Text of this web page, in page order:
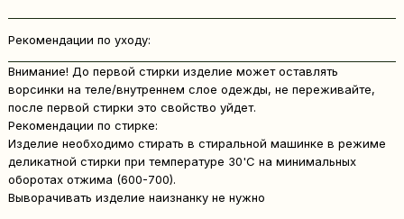
Рекомендации по уходу:
Внимание! До первой стирки изделие может оставлять
ворсинки на теле/внутреннем слое одежды, не переживайте,
после первой стирки это свойство уйдет.
Рекомендации по стирке:
Изделие необходимо стирать в стиральной машинке в режиме
деликатной стирки при температуре 30'C на минимальных
оборотах отжима (600-700).
Выворачивать изделие наизнанку не нужно